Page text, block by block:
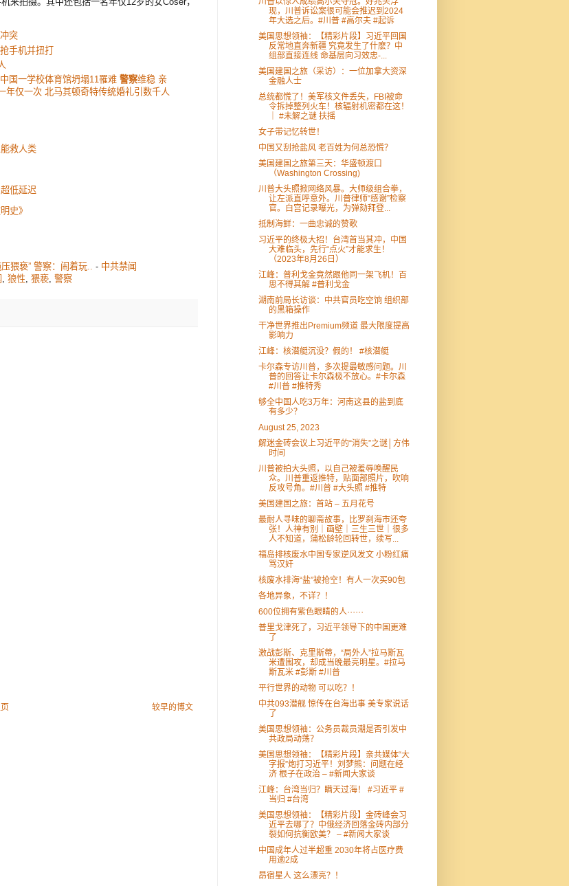
突
抢手机并扭打
国一学校体育馆坍塌11罹难 警察维稳 亲
年仅一次 北马其顿奇特传统婚礼引数千人
救人类
低延迟
史》
猥亵” 警察：闹着玩.. - 中共禁闻
狼性 猥亵 警察
较早的博文
现，川普诉讼案很可能会推迟到2024
年大选之后。#川普 #高尔夫 #起诉
美国思想领袖：【精彩片段】习近平回国
反常地直奔新疆 究竟发生了什麽？中
组部直接连线 命基层向习效忠-...
美国建国之旅（采访）：一位加拿大资深
金融人士
总统都慌了！美军核文件丢失，FBI被命
令拆掉整列火车！核辐射机密都在这！
｜ #未解之谜 扶摇
女子带记忆转世！
中国又刮抢盐风 老百姓为何总恐慌？
美国建国之旅第三天：华盛顿渡口
（Washington Crossing)
川普大头照掀网络风暴。大师级组合拳，
让左派直呼意外。川普律师“感谢”检察
官。白宫记录曝光，为弹劾拜登...
抵制海鲜：一曲忠诚的赞歌
习近平的终极大招！台湾首当其冲，中国
大难临头，先行“点火”才能求生！
（2023年8月26日）
江峰：普利戈金竟然跟他同一架飞机！百
思不得其解 #普利戈金
湖南前局长访谈：中共官员吃空饷 组织部
的黑箱操作
干净世界推出Premium频道 最大限度提高
影响力
江峰：核潜艇沉没？假的！ #核潜艇
卡尔森专访川普，多次提最敏感问题。川
普的回答让卡尔森极不放心。#卡尔森
#川普 #推特秀
够全中国人吃3万年：河南这县的盐到底
有多少？
August 25, 2023
解迷金砖会议上习近平的“消失”之谜│方伟
时间
川普被拍大头照，以自己被羞辱唤醒民
众。川普重返推特，贴面部照片，吹响
反攻号角。#川普 #大头照 #推特
美国建国之旅：首站 – 五月花号
最耐人寻味的聊斋故事，比罗刹海市还夸
张！人神有别｜画壁｜三生三世｜很多
人不知道，蒲松龄轮回转世，续写...
福岛排核废水中国专家逆风发文 小粉红痛
骂汉奸
核废水排海“盐”被抢空！有人一次买90包
各地异象，不详？！
600位拥有紫色眼睛的人⋯⋯
普里戈津死了，习近平领导下的中国更难
了
激战彭斯、克里斯蒂，“局外人”拉马斯瓦
米遭围攻，却成当晚最亮明星。#拉马
斯瓦米 #彭斯 #川普
平行世界的动物 可以吃？！
中共093潜舰 惊传在台海出事 美专家说话
了
美国思想领袖：公务员裁员潮是否引发中
共政局动荡？
美国思想领袖：【精彩片段】亲共媒体“大
字报”炮打习近平！刘梦熊：问题在经
济 根子在政治 – #新闻大家谈
江峰：台湾当归？瞒天过海！ #习近平 #
当归 #台湾
美国思想领袖：【精彩片段】金砖峰会习
近平去哪了？中俄经济回落金砖内部分
裂如何抗衡欧美？ – #新闻大家谈
中国成年人过半超重 2030年将占医疗费
用逾2成
昂宿星人 这么漂亮？！